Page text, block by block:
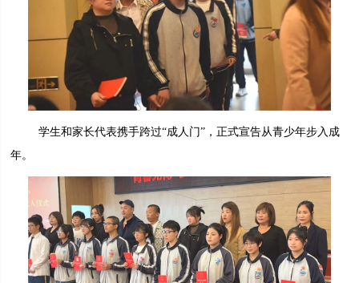
学生和家长代表携手跨过“成人门”，正式宣告从青少年步入成
年。